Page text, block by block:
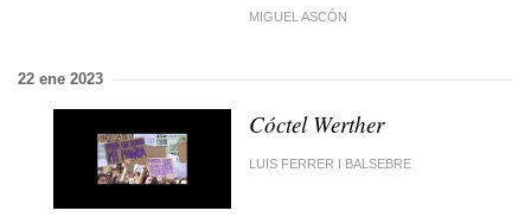
MIGUEL ASCÓN
22 ene 2023
Cóctel Werther
LUIS FERRER I BALSEBRE